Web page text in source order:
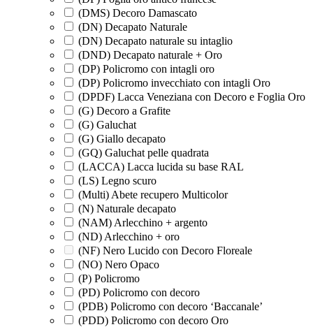
(DMS) Decoro Damascato
(DN) Decapato Naturale
(DN) Decapato naturale su intaglio
(DND) Decapato naturale + Oro
(DP) Policromo con intagli oro
(DP) Policromo invecchiato con intagli Oro
(DPDF) Lacca Veneziana con Decoro e Foglia Oro
(G) Decoro a Grafite
(G) Galuchat
(G) Giallo decapato
(GQ) Galuchat pelle quadrata
(LACCA) Lacca lucida su base RAL
(LS) Legno scuro
(Multi) Abete recupero Multicolor
(N) Naturale decapato
(NAM) Arlecchino + argento
(ND) Arlecchino + oro
(NF) Nero Lucido con Decoro Floreale
(NO) Nero Opaco
(P) Policromo
(PD) Policromo con decoro
(PDB) Policromo con decoro ‘Baccanale’
(PDD) Policromo con decoro Oro